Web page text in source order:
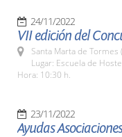
24/11/2022
VII edición del
Santa Marta de Tormes
Lugar: Escuela de
Hora: 10:30 h.
23/11/2022
Ayudas